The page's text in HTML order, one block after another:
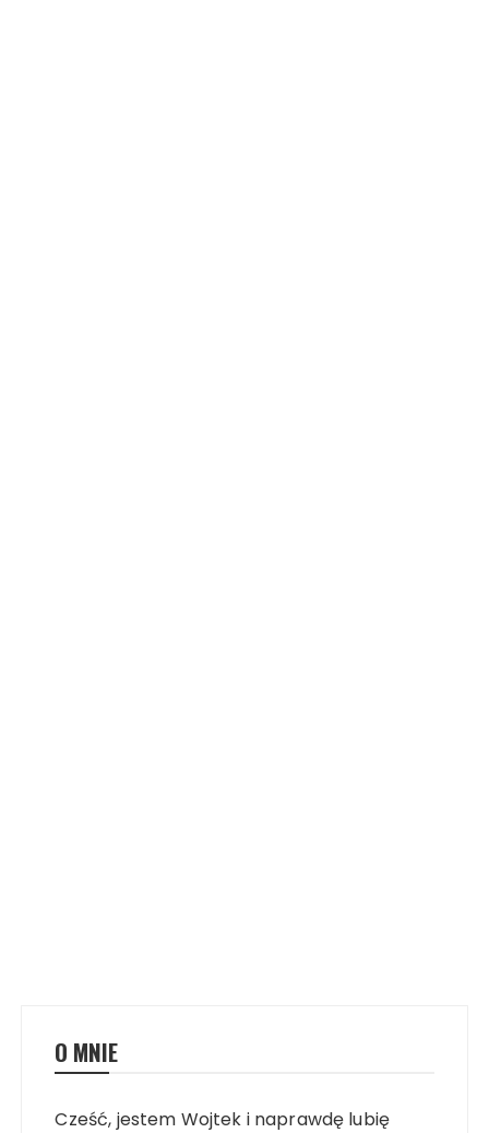
O MNIE
Cześć, jestem Wojtek i naprawdę lubię